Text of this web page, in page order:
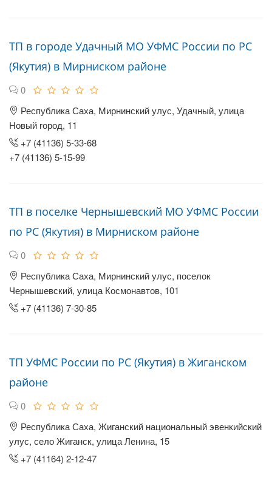
ТП в городе Удачный МО УФМС России по РС
(Якутия) в Мирниском районе
0
Республика Саха, Мирнинский улус, Удачный, улица
Новый город, 11
+7 (41136) 5-33-68
+7 (41136) 5-15-99
ТП в поселке Чернышевский МО УФМС России
по РС (Якутия) в Мирниском районе
0
Республика Саха, Мирнинский улус, поселок
Чернышевский, улица Космонавтов, 101
+7 (41136) 7-30-85
ТП УФМС России по РС (Якутия) в Жиганском
районе
0
Республика Саха, Жиганский национальный эвенкийский
улус, село Жиганск, улица Ленина, 15
+7 (41164) 2-12-47